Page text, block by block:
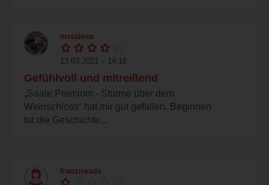
mrsalexa
13.03.2021 – 14:16
Gefühlvoll und mitreißend
„Saale Premium - Stürme über dem
Weinschloss“ hat mir gut gefallen. Beginnen
tut die Geschichte...
franzireads